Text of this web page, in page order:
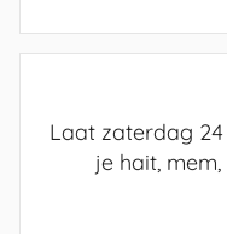
Laat zaterdag
je hait,